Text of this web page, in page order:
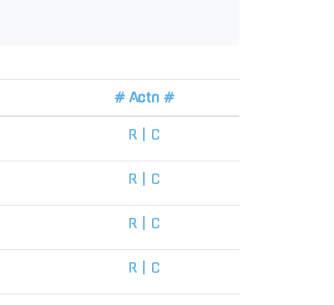
# Actn #
R C
R C
R C
R C